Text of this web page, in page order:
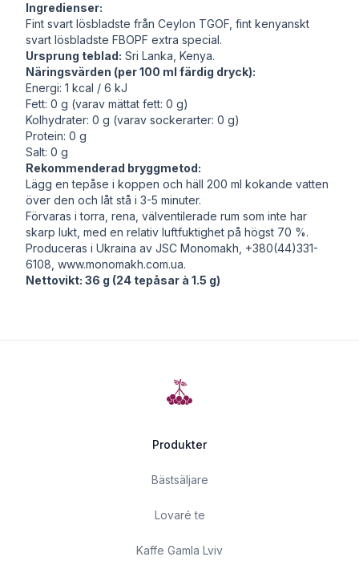
Ingredienser:
Fint svart lösbladste från Ceylon TGOF, fint kenyanskt
svart lösbladste FBOPF extra special.
Ursprung teblad: Sri Lanka, Kenya.
Näringsvärden (per 100 ml färdig dryck):
Energi: 1 kcal / 6 kJ
Fett: 0 g (varav mättat fett: 0 g)
Kolhydrater: 0 g (varav sockerarter: 0 g)
Protein: 0 g
Salt: 0 g
Rekommenderad bryggmetod:
Lägg en tepåse i koppen och häll 200 ml kokande vatten
över den och låt stå i 3-5 minuter.
Förvaras i torra, rena, välventilerade rum som inte har
skarp lukt, med en relativ luftfuktighet på högst 70 %.
Produceras i Ukraina av JSC Monomakh, +380(44)331-
6108, www.monomakh.com.ua.
Nettovikt: 36 g (24 tepåsar à 1.5 g)
Produkter
Bästsäljare
Lovaré te
Kaffe Gamla Lviv